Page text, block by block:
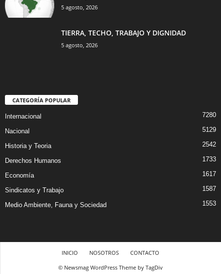
5 agosto, 2026
TIERRA, TECHO, TRABAJO Y DIGNIDAD
5 agosto, 2026
CATEGORÍA POPULAR
Internacional 7280
Nacional 5129
Historia y Teoria 2542
Derechos Humanos 1733
Economía 1617
Sindicatos y Trabajo 1587
Medio Ambiente, Fauna y Sociedad 1553
INICIO NOSOTROS
CONTACTO
© Newsmag WordPress Theme by TagDiv